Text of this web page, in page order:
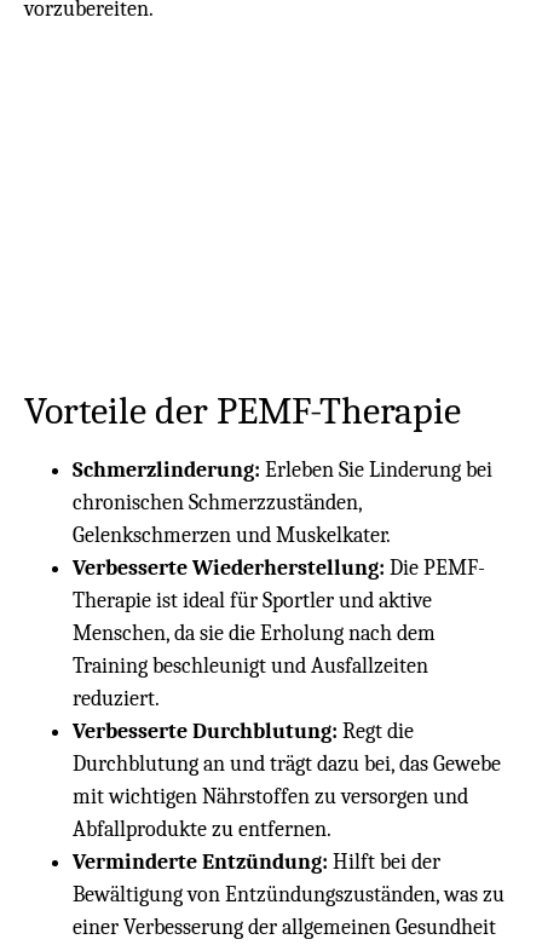
vorzubereiten.
Vorteile der PEMF-Therapie
Schmerzlinderung: Erleben Sie Linderung bei
chronischen Schmerzzuständen,
Gelenkschmerzen und Muskelkater.
Verbesserte Wiederherstellung: Die PEMF-
Therapie ist ideal für Sportler und aktive
Menschen, da sie die Erholung nach dem
Training beschleunigt und Ausfallzeiten
reduziert.
Verbesserte Durchblutung: Regt die
Durchblutung an und trägt dazu bei, das Gewebe
mit wichtigen Nährstoffen zu versorgen und
Abfallprodukte zu entfernen.
Verminderte Entzündung: Hilft bei der
Bewältigung von Entzündungszuständen, was zu
einer Verbesserung der allgemeinen Gesundheit